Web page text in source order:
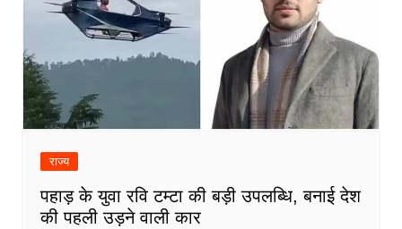
राज्य
पहाड़ के युवा रवि टम्टा की बड़ी उपलब्धि, बनाई देश
की पहली उड़ने वाली कार